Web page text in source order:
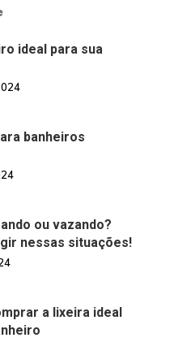
ideal para sua
banheiros
ou vazando?
nessas situações!
a lixeira ideal